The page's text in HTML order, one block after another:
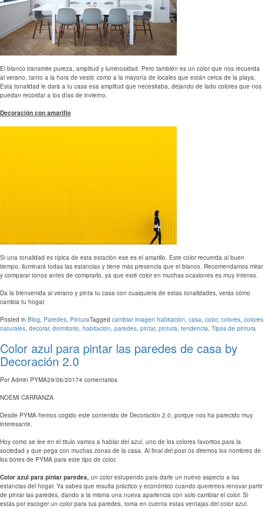
El blanco transmite pureza, amplitud y luminosidad. Pero también es un color que nos recuerda
al verano, tanto a la hora de vestir, como a la mayoría de locales que están cerca de la playa.
Esta tonalidad le dará a tu casa esa amplitud que necesitaba, dejando de lado colores que nos
puedan recordar a los días de invierno.
Decoración con amarillo
Si una tonalidad es típica de esta estación ese es el amarillo. Este color recuerda al buen
tiempo, iluminará todas las estancias y tiene más presencia que el blanco. Recomendamos mirar
y comparar tonos antes de comprarlo, ya que esté color en muchas ocasiones es muy intenso.
Da la bienvenida al verano y pinta tu casa con cualquiera de estas tonalidades, verás cómo
cambia tu hogar.
Posted in Blog Paredes PinturaTagged cambiar imagen habitación casa color, colores colores
naturales decorar, dormitorio habitación paredes pintar, pintura tendencia Tipos de pintura
Color azul para pintar las paredes de casa by
Decoración 2.0
PorAdmin PYMA29/06/20174 comentarios
NOEMI CARRANZA
Desde PYMA hemos cogido este contenido de Decoración 2.0, porque nos ha parecido muy
interesante.
Hoy como se lee en el titulo vamos a hablar del azul, uno de los colores favoritos para la
sociedad y que pega con muchas zonas de la casa. Al final del post os diremos los nombres de
los botes de PYMA para este tipo de color.
Color azul para pintar paredes, un color estupendo para darle un nuevo aspecto a las
estancias del hogar. Ya sabes que resulta práctico y económico cuando queremos renovar partir
de pintar las paredes, dando a la misma una nueva apariencia con solo cambiar el color. Si
estás por escoger un color para tus paredes, toma en cuenta estas ventajas del color azul.